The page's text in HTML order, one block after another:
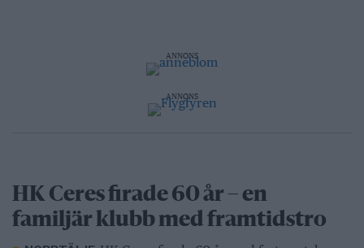
ANNONS
ANNONS
HK Ceres firade 60 år – en
familjär klubb med framtidstro